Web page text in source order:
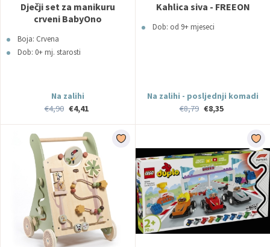
Dječji set za manikuru
crveni BabyOno
Boja: Crvena
Dob: 0+ mj. starosti
Na zalihi
€4,90 €4,41
Kahlica siva - FREEON
Dob: od 9+ mjeseci
Na zalihi - posljednji komadi
€8,79 €8,35